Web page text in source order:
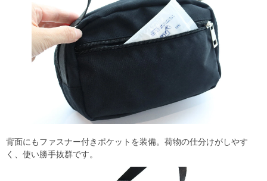
背面にもファスナー付きポケットを装備。荷物の仕分けがしやす
く、使い勝手抜群です。